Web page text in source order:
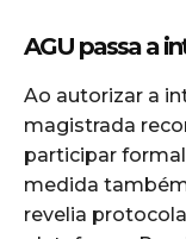
AGU passa a
Ao autorizar a
magistrada
participar
medida
revelia